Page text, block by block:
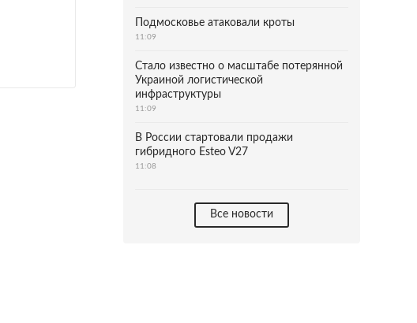
Подмосковье атаковали кроты
11:09
Стало известно о масштабе потерянной
Украиной логистической
инфраструктуры
11:09
В России стартовали продажи
гибридного Esteo V27
11:08
Все новости